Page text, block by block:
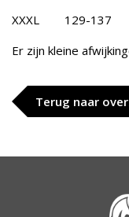
XXXL 129-137
Er zijn kleine
Terug naar